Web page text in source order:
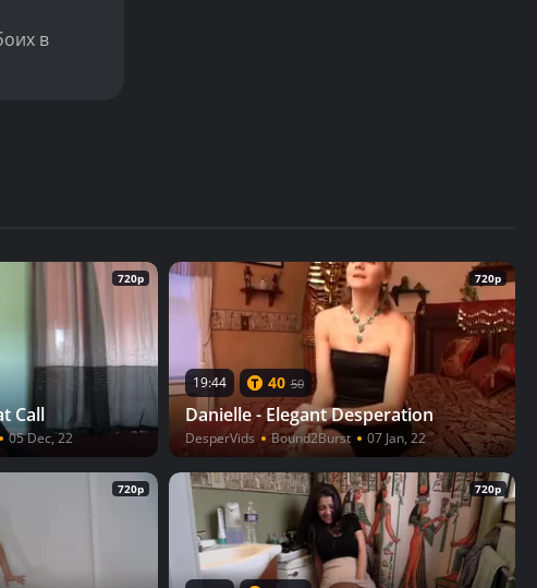
в
720p
Call
05 Dec, 22
720p
19:44 40 50
Danielle - Elegant Desperation
DesperVids Bound2Burst 07 Jan, 22
720p 720p